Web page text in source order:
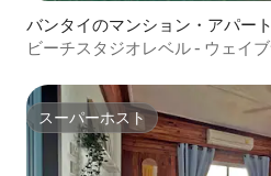
バンタイのマンション・アパート
ビーチスタジオレベル - ウェイ
スーパーホスト
スーパーホスト